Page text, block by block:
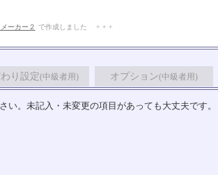
ーカー２ で作成しました + + +
り設定(中級者用) オプション(中級者用)
。未記入・未変更の項目があっても大丈夫です。